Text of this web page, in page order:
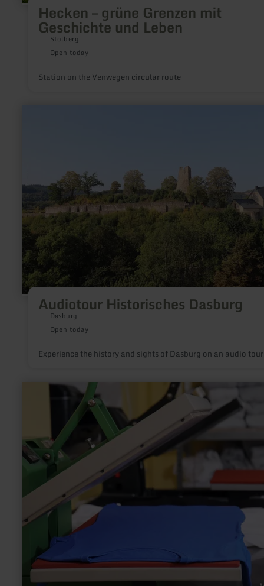
Hecken – grüne Grenzen mit
Geschichte und Leben
Stolberg
Open today
Station on the Venwegen circular route
Audiotour Historisches Dasburg
Dasburg
Open today
Experience the history and sights of Dasburg on an audio tour
Heimatliebe
zum
Anziehen